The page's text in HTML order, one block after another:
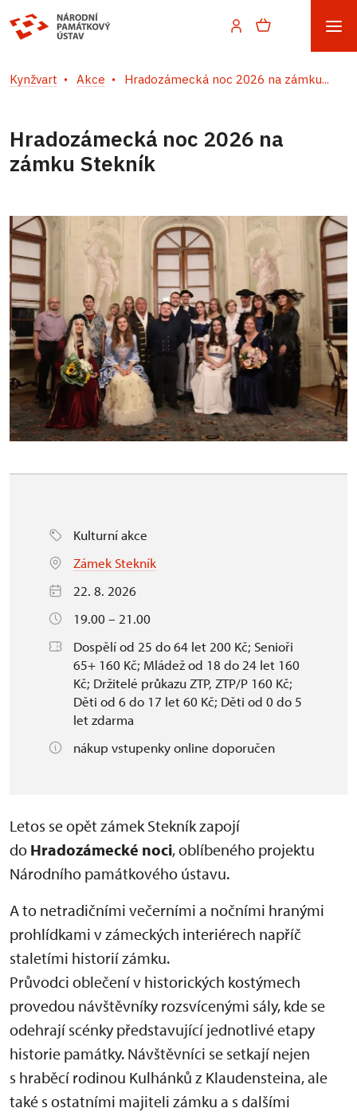
Kynžvart Akce Hradozámecká noc 2026 na zámku...
Hradozámecká noc 2026 na
zámku Stekník
Kulturní akce
Zámek Stekník
22. 8. 2026
19.00 – 21.00
Dospělí od 25 do 64 let 200 Kč; Senioři
65+ 160 Kč; Mládež od 18 do 24 let 160
Kč; Držitelé průkazu ZTP, ZTP/P 160 Kč;
Děti od 6 do 17 let 60 Kč; Děti od 0 do 5
let zdarma
nákup vstupenky online doporučen
Letos se opět zámek Stekník zapojí
do Hradozámecké noci, oblíbeného projektu
Národního památkového ústavu.
A to netradičními večerními a nočními hranými
prohlídkami v zámeckých interiérech napříč
staletími historií zámku.
Průvodci oblečení v historických kostýmech
provedou návštěvníky rozsvícenými sály, kde se
odehrají scénky představující jednotlivé etapy
historie památky. Návštěvníci se setkají nejen
s hraběcí rodinou Kulhánků z Klaudensteina, ale
také s ostatními majiteli zámku a s dalšími